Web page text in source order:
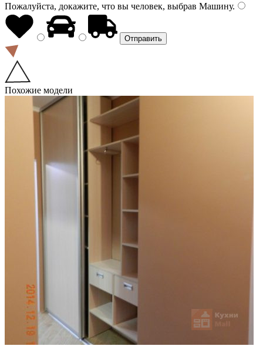
Пожалуйста, докажите, что вы человек, выбрав Машину.
Похожие модели